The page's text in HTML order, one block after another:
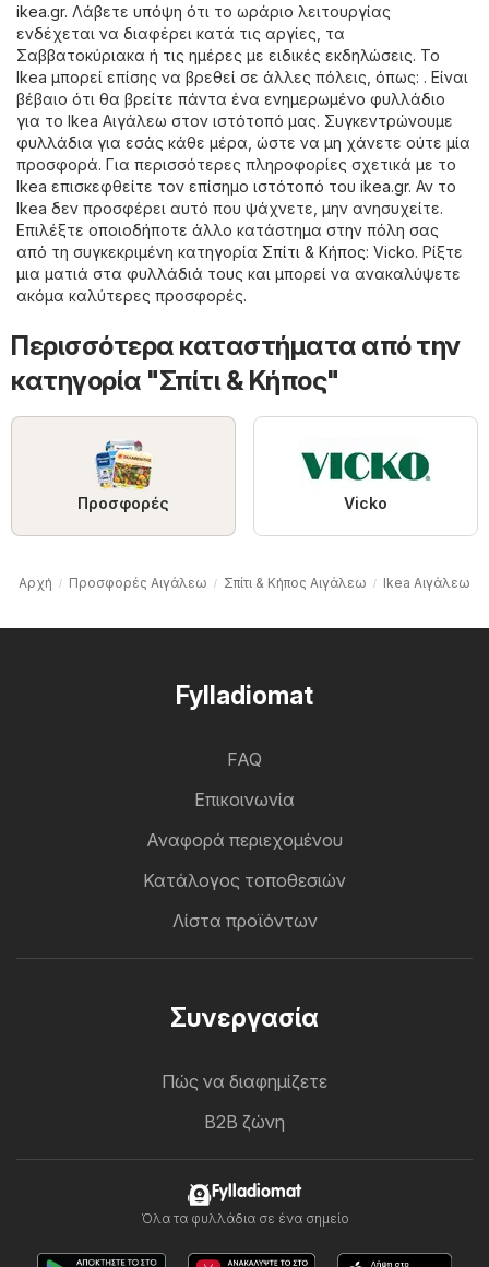
ikea.gr. Λάβετε υπόψη ότι το ωράριο λειτουργίας
ενδέχεται να διαφέρει κατά τις αργίες, τα
Σαββατοκύριακα ή τις ημέρες με ειδικές εκδηλώσεις. Το
Ikea μπορεί επίσης να βρεθεί σε άλλες πόλεις, όπως: . Είναι
βέβαιο ότι θα βρείτε πάντα ένα ενημερωμένο φυλλάδιο
για το Ikea Αιγάλεω στον ιστότοπό μας. Συγκεντρώνουμε
φυλλάδια για εσάς κάθε μέρα, ώστε να μη χάνετε ούτε μία
προσφορά. Για περισσότερες πληροφορίες σχετικά με το
Ikea επισκεφθείτε τον επίσημο ιστότοπό του ikea.gr. Αν το
Ikea δεν προσφέρει αυτό που ψάχνετε, μην ανησυχείτε.
Επιλέξτε οποιοδήποτε άλλο κατάστημα στην πόλη σας
από τη συγκεκριμένη κατηγορία Σπίτι & Κήπος: Vicko. Ρίξτε
μια ματιά στα φυλλάδιά τους και μπορεί να ανακαλύψετε
ακόμα καλύτερες προσφορές.
Περισσότερα καταστήματα από την
κατηγορία "Σπίτι & Κήπος"
Προσφορές Vicko
Αρχή Προσφορές Αιγάλεω Σπίτι & Κήπος Αιγάλεω Ikea Αιγάλεω
Fylladiomat
FAQ
Επικοινωνία
Αναφορά περιεχομένου
Κατάλογος τοποθεσιών
Λίστα προϊόντων
Συνεργασία
Πώς να διαφημίζετε
B2B ζώνη
Fylladiomat
Όλα τα φυλλάδια σε ένα σημείο